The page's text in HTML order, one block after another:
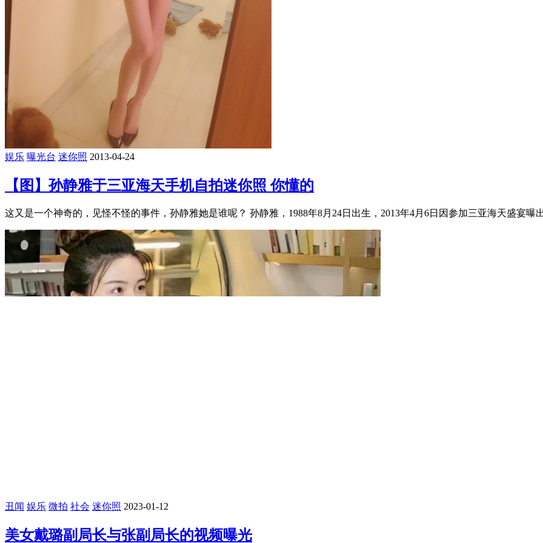
娱乐 曝光台 迷你照 2013-04-24
【图】孙静雅于三亚海天手机自拍迷你照 你懂的
这又是一个神奇的，见怪不怪的事件，孙静雅她是谁呢？ 孙静雅，1988年8月24日出生，2013年4月6日因参加三亚海天盛宴曝
丑闻 娱乐 微拍 社会 迷你照 2023-01-12
美女戴璐副局长与张副局长的视频曝光